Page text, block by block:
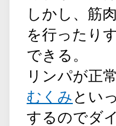
しかし、筋
を行ったり
できる。
リンパが正
むくみ とい
するのでダ